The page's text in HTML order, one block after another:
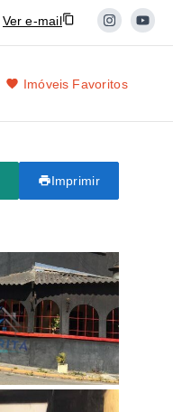
Ver e-mail
Imóveis Favoritos
Imprimir